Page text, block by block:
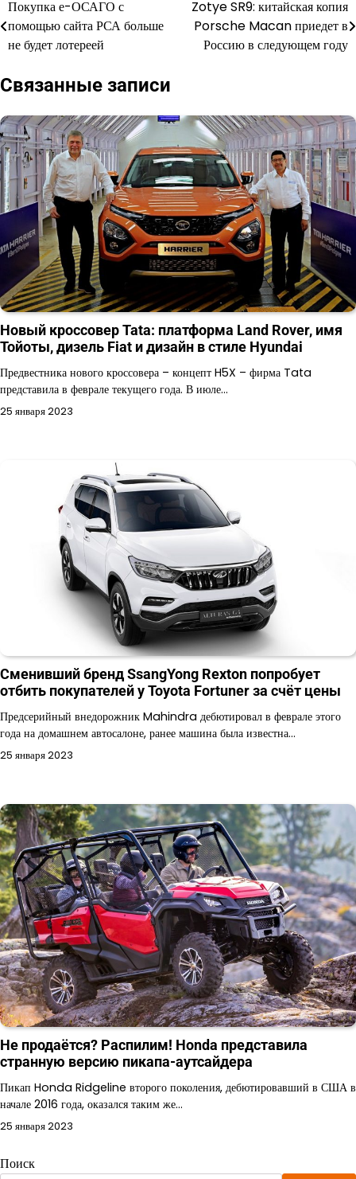
Навигация
по
Покупка е-ОСАГО с
помощью сайта РСА больше
не будет лотереей
Zotye SR9: китайская копия
Porsche Macan приедет в
Россию в следующем году
Связанные записи
Новый кроссовер Tata: платформа Land Rover, имя
Тойоты, дизель Fiat и дизайн в стиле Hyundai
Предвестника нового кроссовера – концепт H5X – фирма Tata
представила в феврале текущего года. В июле…
25 января 2023
Сменивший бренд SsangYong Rexton попробует
отбить покупателей у Toyota Fortuner за счёт цены
Предсерийный внедорожник Mahindra дебютировал в феврале этого
года на домашнем автосалоне, ранее машина была известна…
25 января 2023
Не продаётся? Распилим! Honda представила
странную версию пикапа-аутсайдера
Пикап Honda Ridgeline второго поколения, дебютировавший в США в
начале 2016 года, оказался таким же…
25 января 2023
Поиск